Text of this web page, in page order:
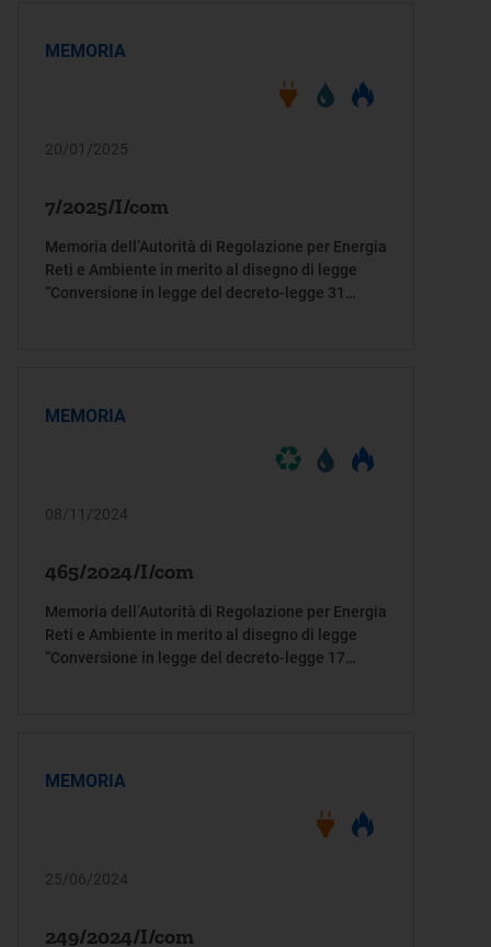
MEMORIA
20/01/2025
7/2025/I/com
Memoria dell’Autorità di Regolazione per Energia
Reti e Ambiente in merito al disegno di legge
“Conversione in legge del decreto-legge 31
resilienza” (AC 2184)”
MEMORIA
08/11/2024
465/2024/I/com
Memoria dell’Autorità di Regolazione per Energia
Reti e Ambiente in merito al disegno di legge
“Conversione in legge del decreto-legge 17
promozione dell’economia circolare, l’attuazione
contaminati e dissesto idrogeologico” (AS 1272)
MEMORIA
25/06/2024
249/2024/I/com